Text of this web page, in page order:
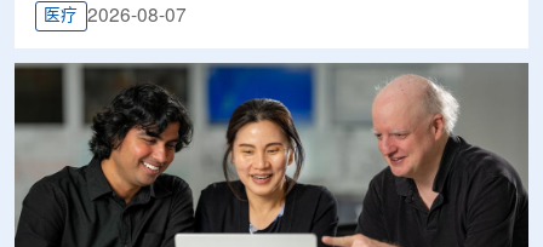
医疗 2026-08-07